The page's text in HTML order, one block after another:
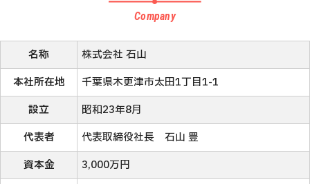
名称
株式会社 石山
本社所在地
千葉県木更津市太田1丁目1-1
設立
昭和23年8月
代表者
代表取締役社長 石山 豊
資本金
3,000万円